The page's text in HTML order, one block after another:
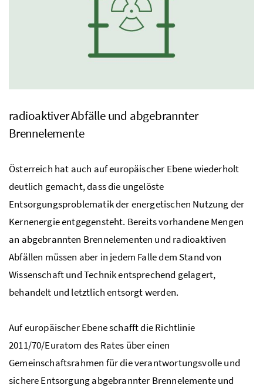
radioaktiver Abfälle und abgebrannter
Brennelemente
Österreich hat auch auf europäischer Ebene wiederholt
deutlich gemacht, dass die ungelöste
Entsorgungsproblematik der energetischen Nutzung der
Kernenergie entgegensteht. Bereits vorhandene Mengen
an abgebrannten Brennelementen und radioaktiven
Abfällen müssen aber in jedem Falle dem Stand von
Wissenschaft und Technik entsprechend gelagert,
behandelt und letztlich entsorgt werden.
Auf europäischer Ebene schafft die Richtlinie
2011/70/Euratom des Rates über einen
Gemeinschaftsrahmen für die verantwortungsvolle und
sichere Entsorgung abgebrannter Brennelemente und